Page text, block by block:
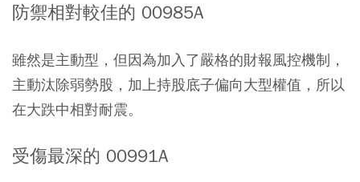
防禦相對較佳的 00985A
雖然是主動型，但因為加入了嚴格的財報風控機制，
主動汰除弱勢股，加上持股底子偏向大型權值，所以
在大跌中相對耐震。
受傷最深的 00991A